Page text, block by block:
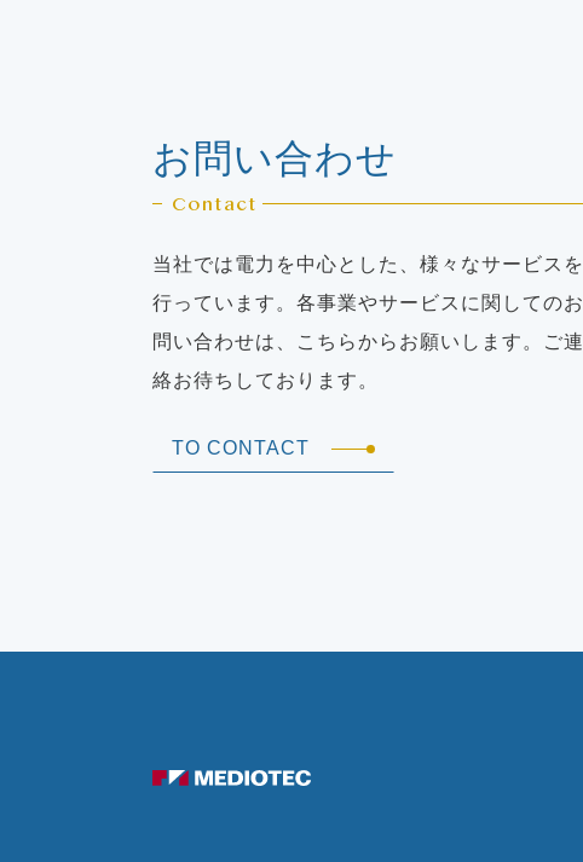
お問い合わせ
Contact
当社では電力を中心とした、様々なサービスを
行っています。各事業やサービスに関してのお
問い合わせは、こちらからお願いします。ご連
絡お待ちしております。
TO CONTACT